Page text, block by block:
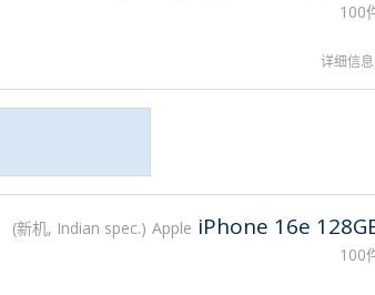
100
详细信息
新机, Indian spec. Apple iPhone 16e
100